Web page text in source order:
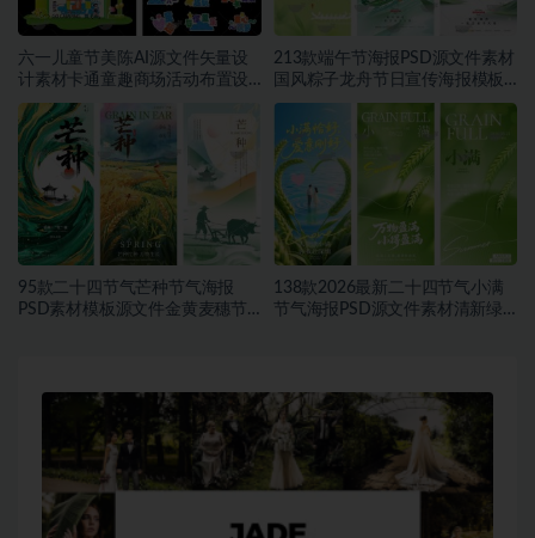
六一儿童节美陈AI源文件矢量设
计素材卡通童趣商场活动布置设
计模板合集~1548期
213款端午节海报PSD源文件素材
国风粽子龙舟节日宣传海报模板
合集~1457期
95款二十四节气芒种节气海报
PSD素材模板源文件金黄麦穗节
138款2026最新二十四节气小满
节气海报PSD源文件素材清新绿